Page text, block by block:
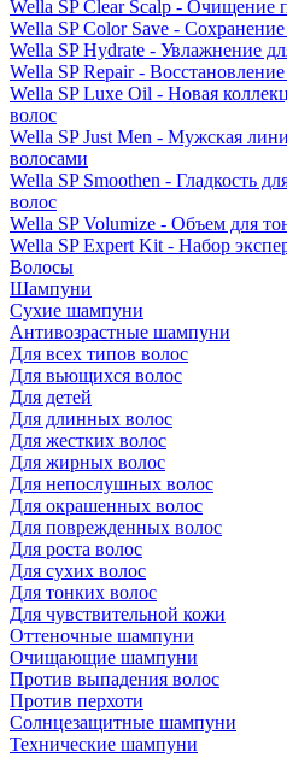
Wella SP Clear Scalp - Очищение
Wella SP Color Save -
Wella SP Hydrate - Увлажнение
Wella SP Repair -
Wella SP Luxe Oil - Новая
волос
Wella SP Just Men - Мужская
волосами
Wella SP Smoothen - Гладкость
волос
Wella SP Volumize - Объем для
Wella SP Expert Kit - Набор
Волосы
Шампуни
Сухие шампуни
Антивозрастные шампуни
Для всех типов волос
Для вьющихся волос
Для детей
Для длинных волос
Для жестких волос
Для жирных волос
Для непослушных волос
Для окрашенных волос
Для поврежденных волос
Для роста волос
Для сухих волос
Для тонких волос
Для чувствительной кожи
Оттеночные шампуни
Очищающие шампуни
Против выпадения волос
Против перхоти
Солнцезащитные шампуни
Технические шампуни